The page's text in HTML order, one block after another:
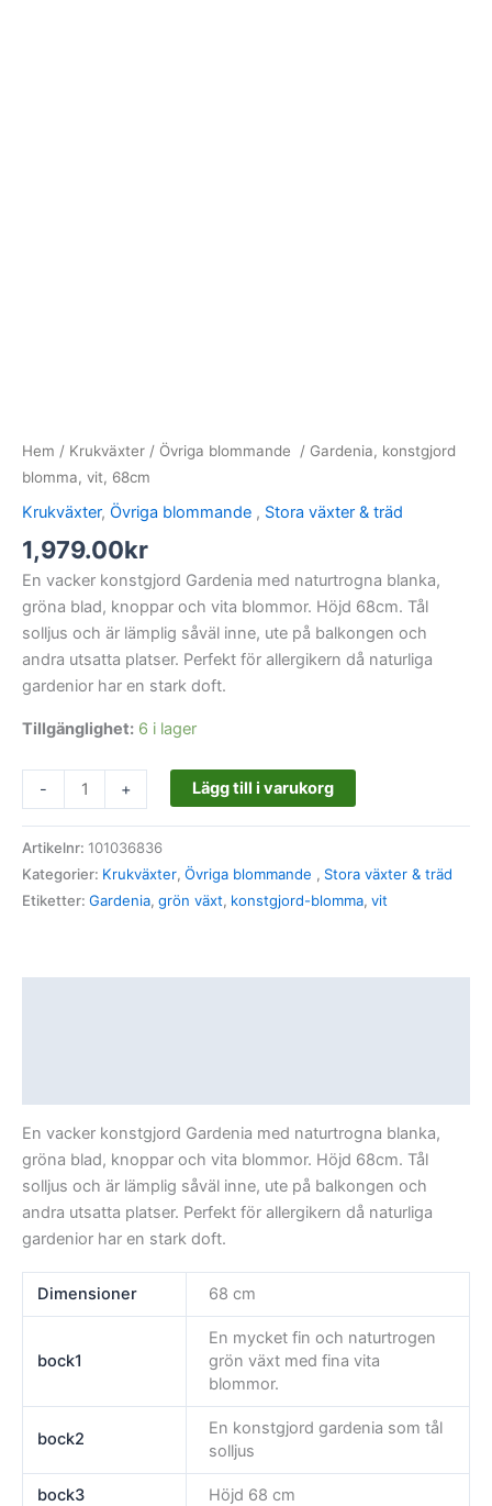
Hem / Krukväxter / Övriga blommande
/ Gardenia, konstgjord
blomma, vit, 68cm
Krukväxter, Övriga blommande , Stora växter & träd
1,979.00kr
En vacker konstgjord Gardenia med naturtrogna blanka,
gröna blad, knoppar och vita blommor. Höjd 68cm. Tål
solljus och är lämplig såväl inne, ute på balkongen och
andra utsatta platser. Perfekt för allergikern då naturliga
gardenior har en stark doft.
Tillgänglighet: 6 i lager
- + Lägg till i varukorg
Artikelnr: 101036836
Kategorier: Krukväxter, Övriga blommande , Stora växter & träd
Etiketter: Gardenia, grön växt, konstgjord-blomma, vit
En vacker konstgjord Gardenia med naturtrogna blanka,
gröna blad, knoppar och vita blommor. Höjd 68cm. Tål
solljus och är lämplig såväl inne, ute på balkongen och
andra utsatta platser. Perfekt för allergikern då naturliga
gardenior har en stark doft.
Dimensioner 68 cm
bock1
En mycket fin och naturtrogen
grön växt med fina vita
blommor.
bock2
En konstgjord gardenia som tål
solljus
bock3 Höjd 68 cm